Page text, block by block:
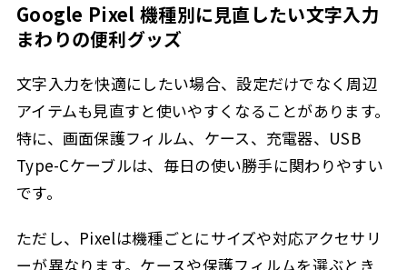
Google Pixel 機種別に見直したい文字入力
まわりの便利グッズ
文字入力を快適にしたい場合、設定だけでなく周辺
アイテムも見直すと使いやすくなることがあります。
特に、画面保護フィルム、ケース、充電器、USB
Type-Cケーブルは、毎日の使い勝手に関わりやすい
です。
ただし、Pixelは機種ごとにサイズや対応アクセサリ
ーが異なります。ケースや保護フィルムを選ぶとき